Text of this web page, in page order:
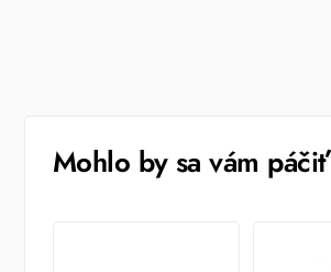
Mohlo by sa vám páčiť